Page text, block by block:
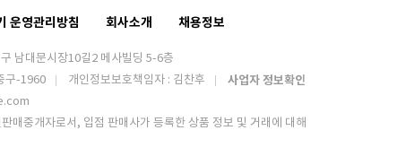
운영관리방침 회사소개 채용정보
남대문시장10길2 메사빌딩 5-6층
구-1960 개인정보보호책임자 : 김찬후 사업자 정보확인
매중개자로서, 입점 판매사가 등록한 상품 정보 및 거래에 대해